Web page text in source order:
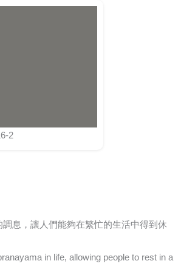
2
息，讓人們能夠在繁忙的生活中得到休
in life, allowing people to rest in a